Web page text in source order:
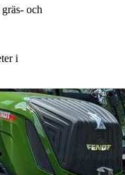
och
i